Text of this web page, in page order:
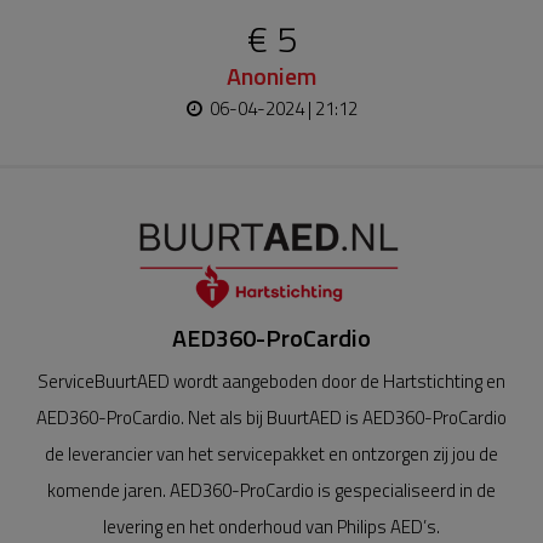
€ 5
Anoniem
06-04-2024 | 21:12
AED360-ProCardio
ServiceBuurtAED wordt aangeboden door de Hartstichting en
AED360-ProCardio. Net als bij BuurtAED is AED360-ProCardio
de leverancier van het servicepakket en ontzorgen zij jou de
komende jaren. AED360-ProCardio is gespecialiseerd in de
levering en het onderhoud van Philips AED’s.